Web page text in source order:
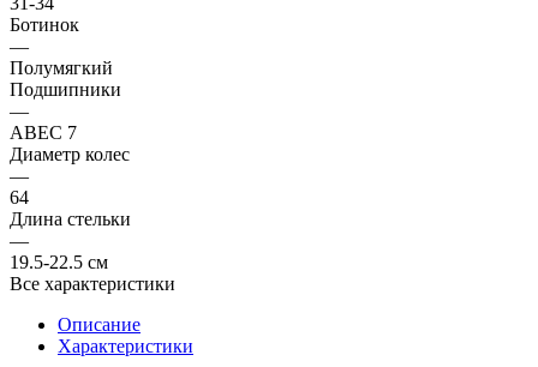
Ботинок
—
Полумягкий
Подшипники
—
ABEC 7
Диаметр колес
—
64
Длина стельки
—
19.5-22.5 см
Все характеристики
Описание
Характеристики